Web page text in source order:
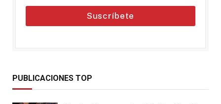
Suscríbete
PUBLICACIONES TOP